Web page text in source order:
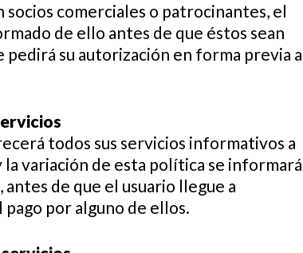
socios comerciales o patrocinantes, el
de ello antes de que éstos sean
pedirá su autorización en forma previa
todos sus servicios informativos a
variación de esta política se informará
antes de que el usuario llegue a
por alguno de ellos.